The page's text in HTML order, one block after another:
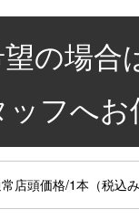
の場合
フへ
店頭価格/1本（税込